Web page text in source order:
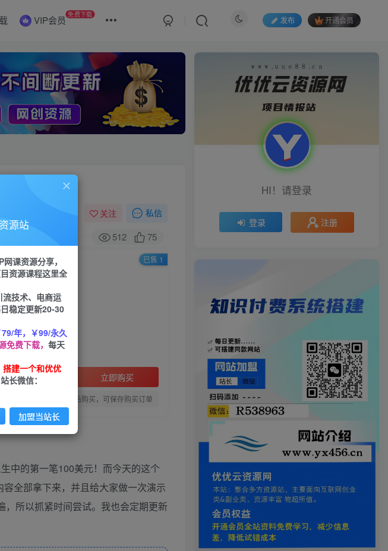
VIP会员 免费下载
发布 开通会员
关注 私信
512 75
成本兼职副业
立即购买
您当前未登录！建议登陆后购买，可保存购买订单
已售 1
中的第一笔100美元！而今天的这个
全部拿下来，并且给大家做一次演示
所以抓紧时间尝试。我也会定期更新
HI！请登录
登录 注册
源站
课资源分享，
资源课程这里全
流技术、电商运
稳定更新20-30
79/年，￥99/永久
免费下载， 每天
建一个和优优
站长微信：
加盟当站长